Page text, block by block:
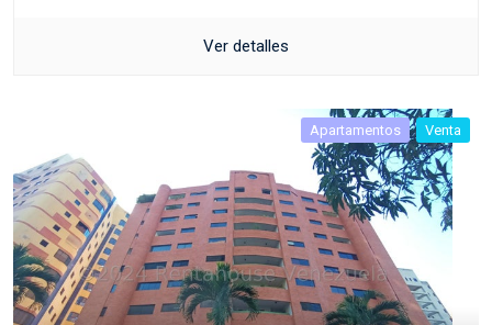
Ver detalles
Apartamentos Venta